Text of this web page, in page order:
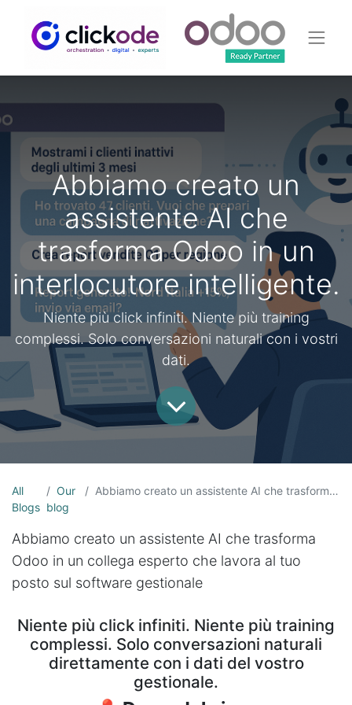
Abbiamo creato un
assistente AI che
trasforma Odoo in un
interlocutore intelligente.
Niente più click infiniti. Niente più training
complessi. Solo conversazioni naturali con i vostri
dati.
All
Blogs
Our
blog
Abbiamo creato un assistente AI che trasforma Odoo in un interlocutore intelligente.
Abbiamo creato un assistente AI che trasforma
Odoo in un collega esperto che lavora al tuo
posto sul software gestionale
Niente più click infiniti. Niente più training
complessi. Solo conversazioni naturali
direttamente con i dati del vostro
gestionale.